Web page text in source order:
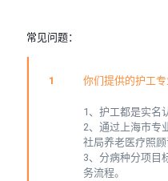
常见问题：
1 你们提供的护工专
1、护工都是实名
2、通过上海市专
社局养老医疗照
3、分病种分项目
务流程。